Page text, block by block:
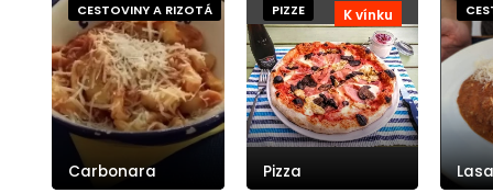
CESTOVINY A RIZOTÁ
Carbonara
K vínku
PIZZE
Pizza